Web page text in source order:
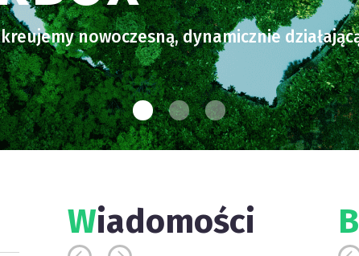
nowoczesną, dynamicznie
Wiadomości B